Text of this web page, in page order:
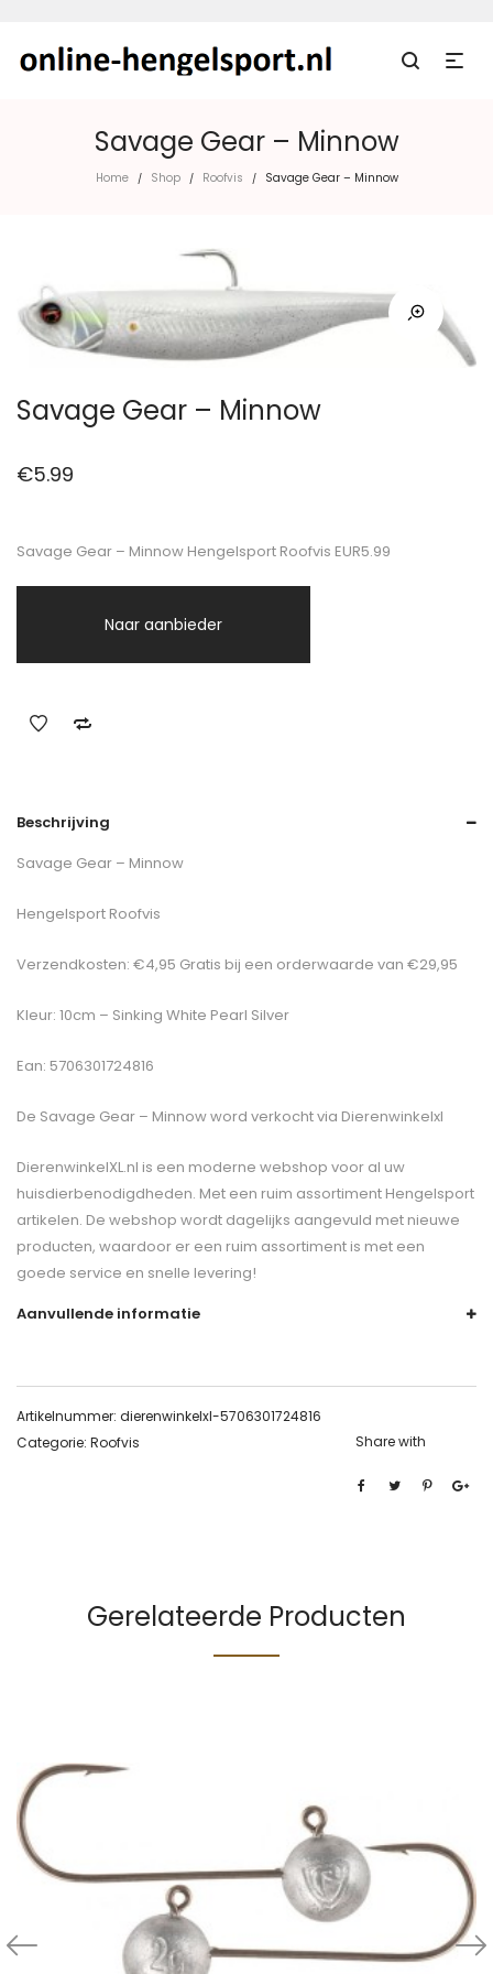
Savage Gear – Minnow
Home / Shop / Roofvis / Savage Gear – Minnow
Savage Gear – Minnow
€5.99
Savage Gear – Minnow Hengelsport Roofvis EUR5.99
Naar aanbieder
Beschrijving
Savage Gear – Minnow
Hengelsport Roofvis
Verzendkosten: €4,95 Gratis bij een orderwaarde van €29,95
Kleur: 10cm – Sinking White Pearl Silver
Ean: 5706301724816
De Savage Gear – Minnowword verkocht via Dierenwinkelxl
DierenwinkelXL.nl is een moderne webshop voor al uw
huisdierbenodigdheden. Met een ruim assortiment Hengelsport
artikelen. De webshop wordt dagelijks aangevuld met nieuwe
producten, waardoor er een ruim assortiment is met een
goede service en snelle levering!
Aanvullende informatie
Artikelnummer: dierenwinkelxl-5706301724816
Categorie: Roofvis Share with
Gerelateerde Producten